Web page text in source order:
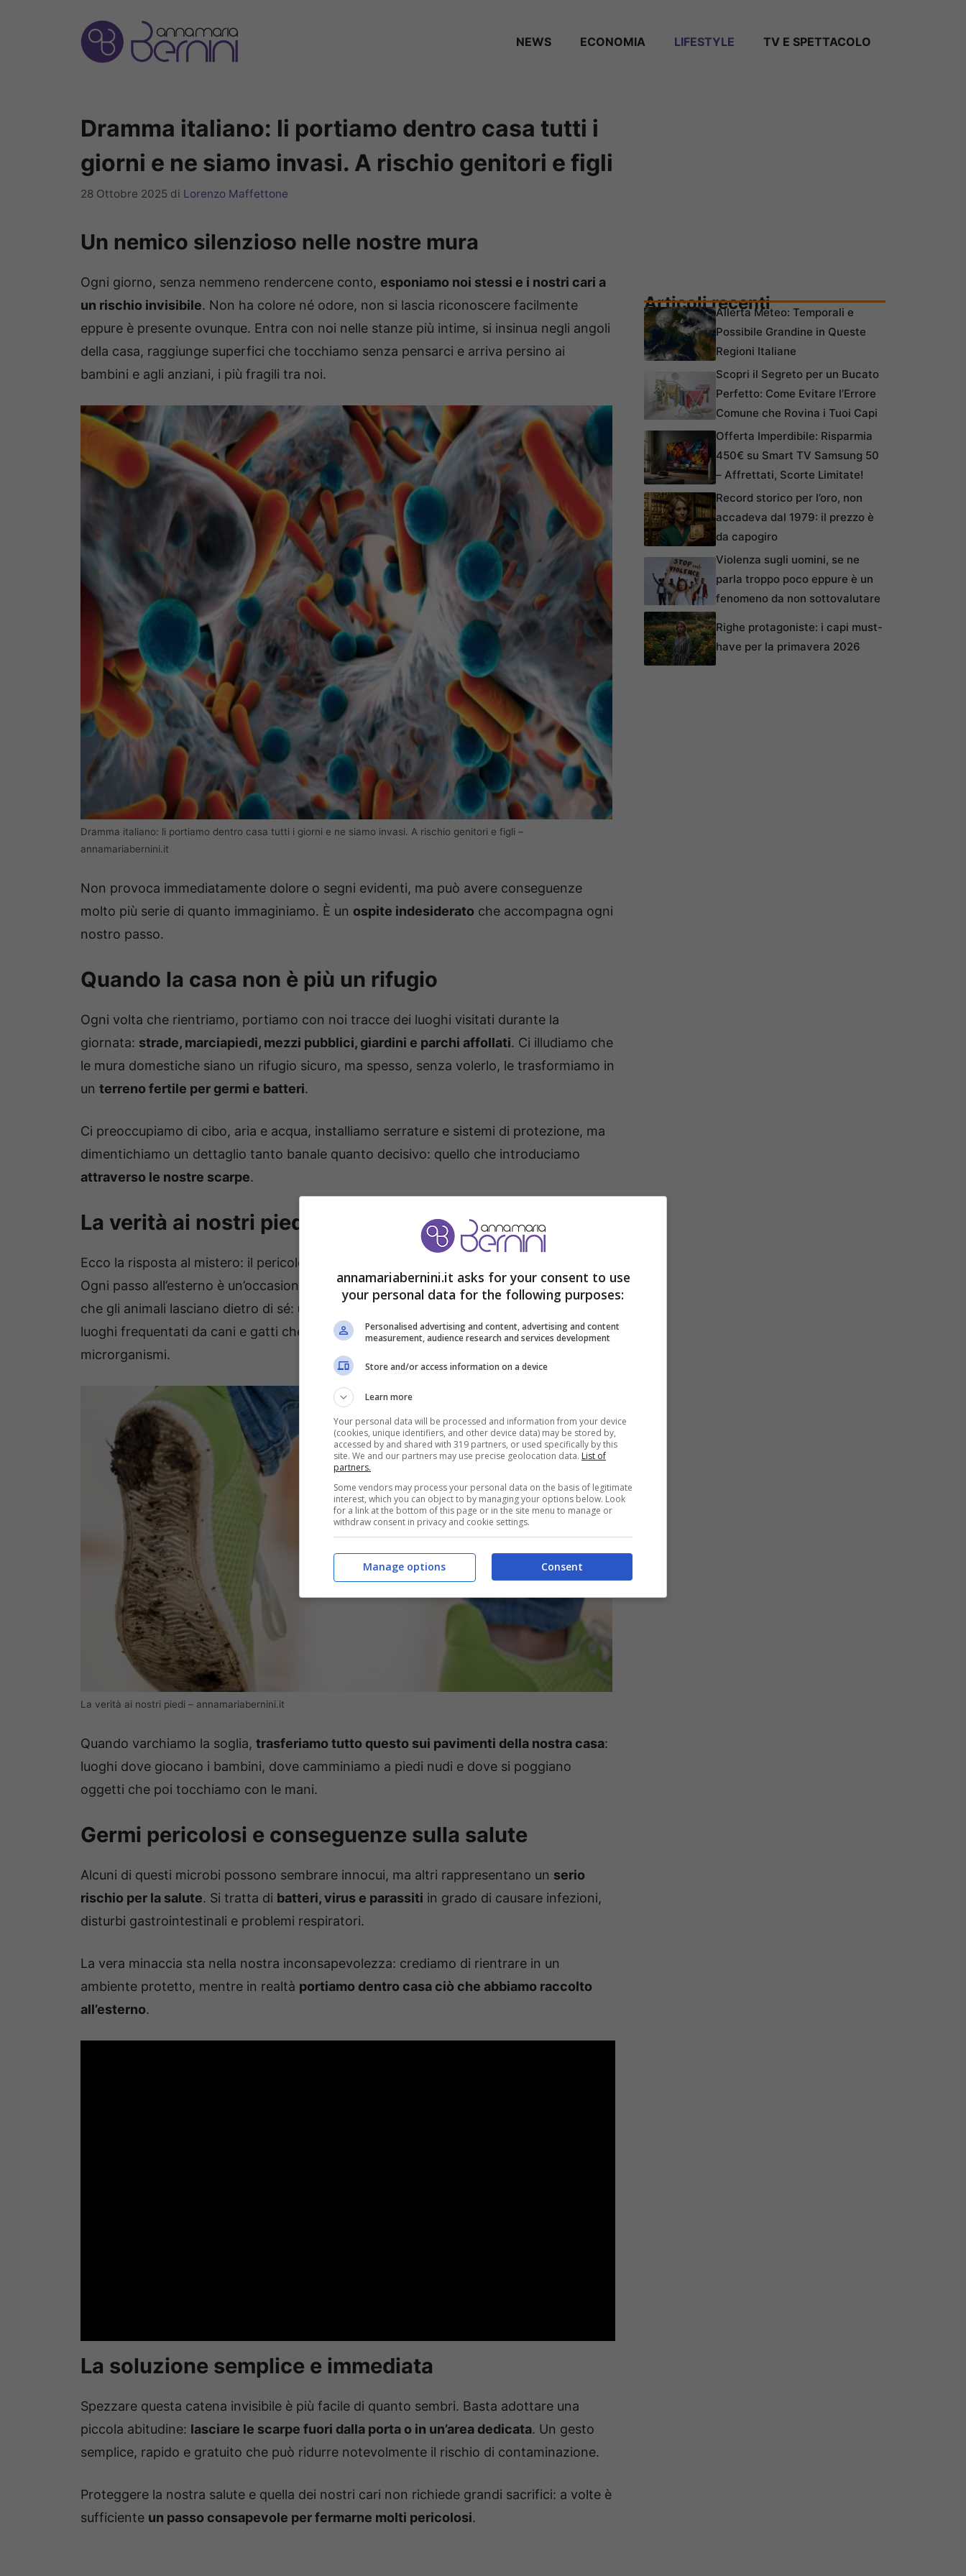
NEWS ECONOMIA LIFESTYLE TV E SPETTACOLO
Dramma italiano: li portiamo dentro casa tutti i
giorni e ne siamo invasi. A rischio genitori e figli
28 Ottobre 2025 di Lorenzo Maffettone
Un nemico silenzioso nelle nostre mura
Ogni giorno, senza nemmeno rendercene conto, esponiamo noi stessi e i nostri cari a
un rischio invisibile. Non ha colore né odore, non si lascia riconoscere facilmente
eppure è presente ovunque. Entra con noi nelle stanze più intime, si insinua negli angoli
della casa, raggiunge superfici che tocchiamo senza pensarci e arriva persino ai
bambini e agli anziani, i più fragili tra noi.
Dramma italiano: li portiamo dentro casa tutti i giorni e ne siamo invasi. A rischio genitori e figli –
annamariabernini.it
Non provoca immediatamente dolore o segni evidenti, ma può avere conseguenze
molto più serie di quanto immaginiamo. È un ospite indesiderato che accompagna ogni
nostro passo.
Quando la casa non è più un rifugio
Ogni volta che rientriamo, portiamo con noi tracce dei luoghi visitati durante la
giornata: strade, marciapiedi, mezzi pubblici, giardini e parchi affollati. Ci illudiamo che
le mura domestiche siano un rifugio sicuro, ma spesso, senza volerlo, le trasformiamo in
un terreno fertile per germi e batteri.
Ci preoccupiamo di cibo, aria e acqua, installiamo serrature e sistemi di protezione, ma
dimentichiamo un dettaglio tanto banale quanto decisivo: quello che introduciamo
attraverso le nostre scarpe.
La verità ai nostri piedi
Ecco la risposta al mistero: il pericolo proviene
Ogni passo all’esterno è un’occasione per raccogliere sporcizia, residui e soprattutto ciò
che gli animali lasciano dietro di sé: urine, feci, secrezioni
luoghi frequentati da cani e gatti che, inevitabilmente, contribuiscono a diffondere
microrganismi.
La verità ai nostri piedi – annamariabernini.it
Quando varchiamo la soglia, trasferiamo tutto questo sui pavimenti della nostra casa:
luoghi dove giocano i bambini, dove camminiamo a piedi nudi e dove si poggiano
oggetti che poi tocchiamo con le mani.
Germi pericolosi e conseguenze sulla salute
Alcuni di questi microbi possono sembrare innocui, ma altri rappresentano un serio
rischio per la salute. Si tratta di batteri, virus e parassiti in grado di causare infezioni,
disturbi gastrointestinali e problemi respiratori.
La vera minaccia sta nella nostra inconsapevolezza: crediamo di rientrare in un
ambiente protetto, mentre in realtà portiamo dentro casa ciò che abbiamo raccolto
all’esterno.
La soluzione semplice e immediata
Spezzare questa catena invisibile è più facile di quanto sembri. Basta adottare una
piccola abitudine: lasciare le scarpe fuori dalla porta o in un’area dedicata. Un gesto
semplice, rapido e gratuito che può ridurre notevolmente il rischio di contaminazione.
Proteggere la nostra salute e quella dei nostri cari non richiede grandi sacrifici: a volte è
sufficiente un passo consapevole per fermarne molti pericolosi.
Articoli recentiAllerta Meteo: Temporali e
Possibile Grandine in Queste
Regioni Italiane
Scopri il Segreto per un Bucato
Perfetto: Come Evitare l’Errore
Comune che Rovina i Tuoi Capi
Offerta Imperdibile: Risparmia
450€ su Smart TV Samsung 50
– Affrettati, Scorte Limitate!
Record storico per l’oro, non
accadeva dal 1979: il prezzo è
da capogiro
Violenza sugli uomini, se ne
parla troppo poco eppure è un
fenomeno da non sottovalutare
Righe protagoniste: i capi must-
have per la primavera 2026
annamariabernini.it asks for your consent to use
your personal data for the following purposes:
Personalised advertising and content, advertising and content
measurement, audience research and services development
Store and/or access information on a device
Learn more
Your personal data will be processed and information from your device
(cookies, unique identifiers, and other device data) may be stored by,
accessed by and shared with 319 partners, or used specifically by this
site. We and our partners may use precise geolocation data. List of
partners.
Some vendors may process your personal data on the basis of legitimate
interest, which you can object to by managing your options below. Look
for a link at the bottom of this page or in the site menu to manage or
withdraw consent in privacy and cookie settings.
Consent
Manage options